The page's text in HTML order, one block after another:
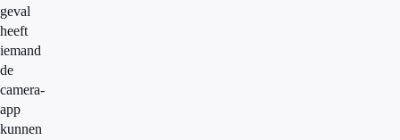
geval
heeft
iemand
de
camera-
app
kunnen